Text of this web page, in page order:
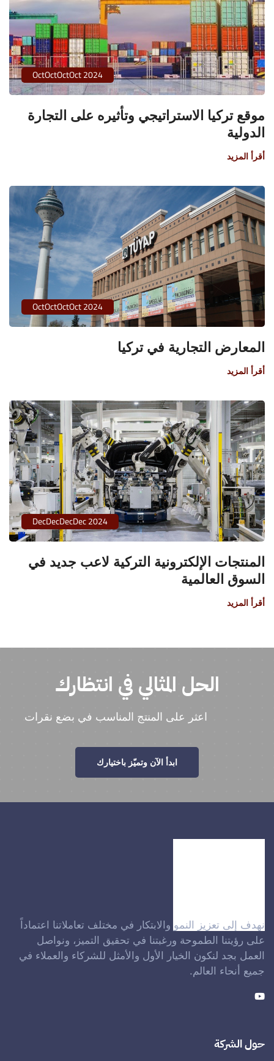
OctOctOctOct 2024
موقع تركيا الاستراتيجي وتأثيره على التجارة
الدولية
أقرأ المزيد
OctOctOctOct 2024
المعارض التجارية في تركيا
أقرأ المزيد
DecDecDecDec 2024
المنتجات الإلكترونية التركية لاعب جديد في
السوق العالمية
أقرأ المزيد
الحل المثالي في انتظارك
اعثر على المنتج المناسب في بضع نقرات
ابدأ الآن وتميّز باختيارك
نهدف إلى تعزيز النمو والابتكار في مختلف تعاملاتنا اعتماداً
على رؤيتنا الطموحة ورغبتنا في تحقيق التميز، ونواصل
العمل بجد لنكون الخيار الأول والأمثل للشركاء والعملاء في
جميع أنحاء العالم.
حول الشركة